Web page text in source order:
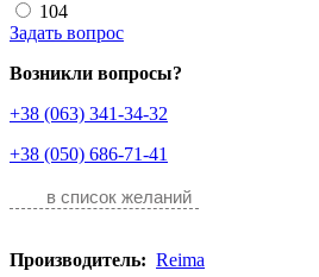
104
Задать вопрос
Возникли вопросы?
+38 (063) 341-34-32
+38 (050) 686-71-41
в список желаний
Производитель: Reima